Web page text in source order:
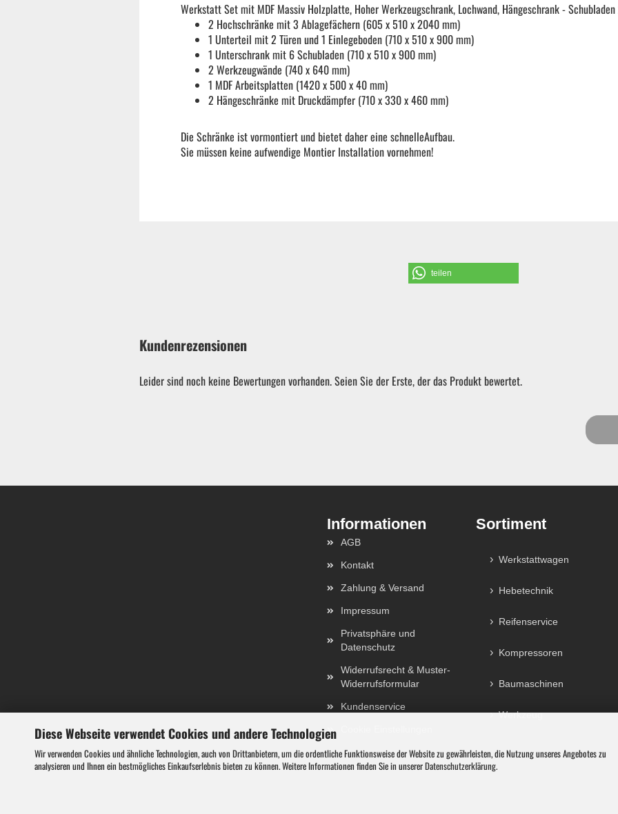
Diese Webseite verwendet Cookies und andere Technologien
Wir verwenden Cookies und ähnliche Technologien, auch von Drittanbietern, um die ordentliche Funktionsweise der Website zu gewährleisten, die Nutzung unseres Angebotes zu
analysieren und Ihnen ein bestmögliches Einkaufserlebnis bieten zu können. Weitere Informationen finden Sie in unsererDatenschutzerklärung.
Zubehör und Hilfswerkzeug
Autoreinigung | Autopflege
Schraubenschlüssel | Stecknüsse
Arbeitsbekleidung
Hebelwerkzeug | Splinttreiber
Gartenpumpen
Rasentrimmer
ATV Miniquads
Werkstatt Set mit MDF Massiv Holzplatte, Hoher Werkzeugschrank, Lochwand, Hängeschrank -
2 Hochschränke mit 3 Ablagefächern (605 x 510 x 2040 mm)
1 Unterteil mit 2 Türen und 1 Einlegeboden (710 x 510 x 900 mm)
1 Unterschrank mit 6 Schubladen (710 x 510 x 900 mm)
2 Werkzeugwände (740 x 640 mm)
1 MDF Arbeitsplatten (1420 x 500 x 40 mm)
2 Hängeschränke mit Druckdämpfer (710 x 330 x 460 mm)
Die Schränke ist vormontiert und bietet daher eine schnelleAufbau.
Sie müssen keine aufwendige Montier Installation vornehmen!
teilen
Kundenrezensionen
Leider sind noch keine Bewertungen vorhanden. Seien Sie der Erste, der das Produkt bewertet.
AGB
Kontakt
Zahlung & Versand
Impressum
Privatsphäre und
Datenschutz
Widerrufsrecht & Muster-
Widerrufsformular
Kundenservice
Sortiment
Werkstattwagen
Hebetechnik
Reifenservice
Kompressoren
Baumaschinen
Werkzeug